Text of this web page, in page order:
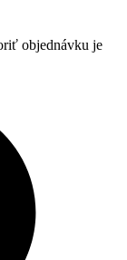
objednávku je